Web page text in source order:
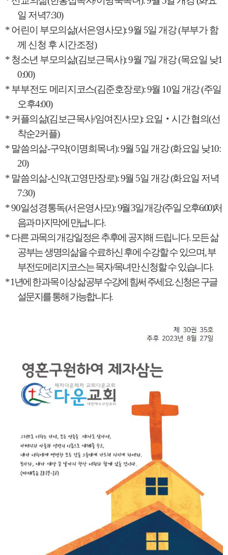
일 저녁7:30)
*어린이 부모의삶(서은영사모): 9월 5일 개강(부부가 함
께 신청 후 시간조정)
*청소년 부모의삶(김보근목사): 9월 7일 개강(목요일 낮1
0:00)
*부부전도 메리지코스(김준호장로): 9월 10일 개강(주일
오후4:00)
*커플의삶(김보근목사/임여진사모): 요일 ‧ 시간 협의(선
착순2커플)
* 말씀의삶-구약(이명희목녀): 9월 5일 개강(화요일 낮10:
20)
* 말씀의삶-신약(고영만장로): 9월 5일 개강(화요일 저녁
7:30)
* 90일성경통독(서은영사모):9월3일 개강(주일 오후6:00)처
음과 마지막에 만납니다.
*다른 과목의 개강일정은 추후에 공지해 드립니다.모든 삶
공부는 생명의삶을 수료하신 후에 수강할 수 있으며,부
부전도메리지코스는 목자/목녀만 신청할 수 있습니다.
*1년에 한 과목 이상 삶공부 수강에 힘써 주세요.신청은 구글
설문지를 통해 가능합니다.